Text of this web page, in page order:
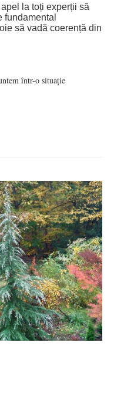
la toți experții să
fundamental
să vadă coerență din
într-o situație